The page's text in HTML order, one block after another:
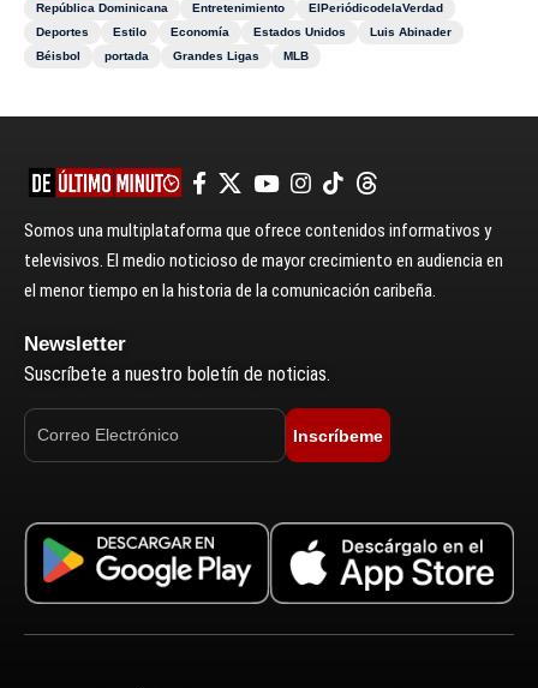
República Dominicana
Entretenimiento
ElPeriódicodelaVerdad
Deportes
Estilo Economía Estados Unidos
Luis Abinader
Béisbol
portada Grandes Ligas MLB
Somos una multiplataforma que ofrece contenidos informativos y
televisivos. El medio noticioso de mayor crecimiento en audiencia en
el menor tiempo en la historia de la comunicación caribeña.
Newsletter
Suscríbete a nuestro boletín de noticias.
Inscríbeme